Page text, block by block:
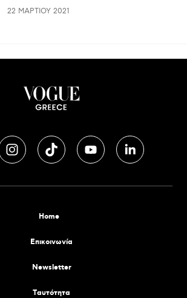
22 ΜΑΡΤΊΟΥ 2021
Home
Επικοινωνία
Newsletter
Tαυτότητα